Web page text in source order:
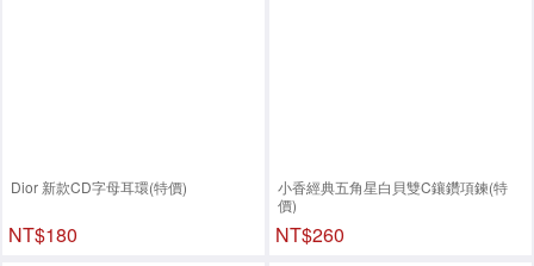
Dior 新款CD字母耳環(特價)
NT$180
小香經典五角星白貝雙C鑲鑽項鍊(特
價)
NT$260